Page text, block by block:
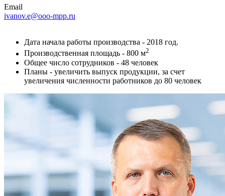
Email
ivanov.e@ooo-mpp.ru
Дата начала работы производства - 2018 год.
Производственная площадь - 800 м2
Общее число сотрудников - 48 человек
Планы - увеличить выпуск продукции, за счет
увеличения численности работников до 80 человек